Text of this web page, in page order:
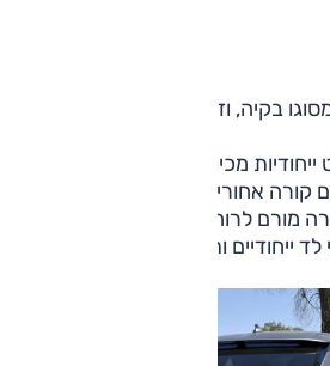
בקיה, וזה מצא ביטוי בהמשך גם ב
מכיוון שהחרטום קצר ביחס
קורה אחורית משופעת ואחוריים
מורם לרוחב כל הרכב, אך הוא אינו
ייחודיים ותאורת קרבה מקורית.